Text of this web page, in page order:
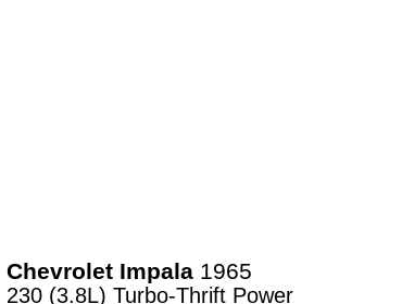
Chevrolet Impala1965
230 (3.8L) Turbo-Thrift Power